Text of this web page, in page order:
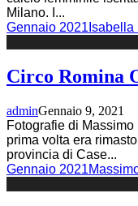
Milano. I ...
Gennaio 2021 Isabella
Circo Romina
adminGennaio 9, 2021
Fotografie di
prima volta era
provincia di Case...
Gennaio 2021